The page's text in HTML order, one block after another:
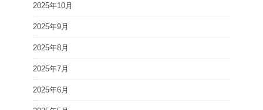
2025年10月
2025年9月
2025年8月
2025年7月
2025年6月